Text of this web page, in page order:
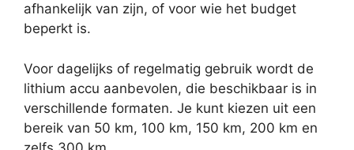
afhankelijk van zijn, of voor wie het budget
beperkt is.
Voor dagelijks of regelmatig gebruik wordt de
lithium accu aanbevolen, die beschikbaar is in
verschillende formaten. Je kunt kiezen uit een
bereik van 50 km, 100 km, 150 km, 200 km en